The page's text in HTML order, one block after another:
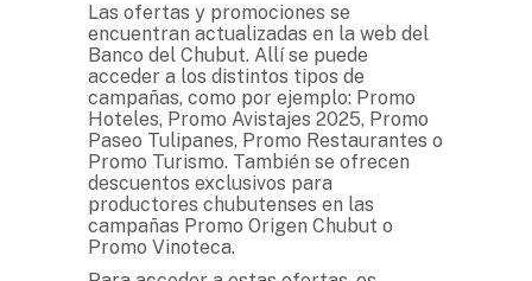
Las ofertas y promociones se
encuentran actualizadas en la web del
Banco del Chubut. Allí se puede
acceder a los distintos tipos de
campañas, como por ejemplo: Promo
Hoteles, Promo Avistajes 2025, Promo
Paseo Tulipanes, Promo Restaurantes o
Promo Turismo. También se ofrecen
descuentos exclusivos para
productores chubutenses en las
campañas Promo Origen Chubut o
Promo Vinoteca.